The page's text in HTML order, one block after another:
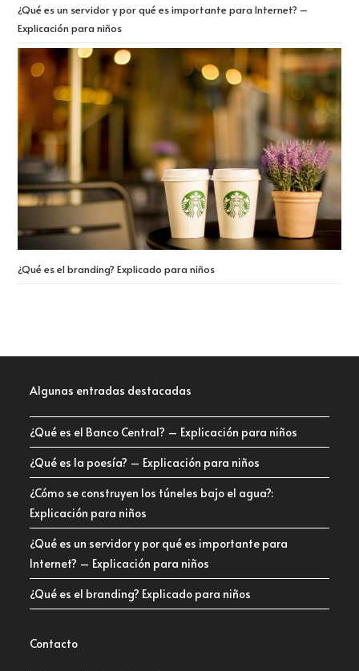
¿Qué es un servidor y por qué es importante para Internet? –
Explicación para niños
¿Qué es el branding? Explicado para niños
Algunas entradas destacadas
¿Qué es el Banco Central? – Explicación para niños
¿Qué es la poesía? – Explicación para niños
¿Cómo se construyen los túneles bajo el agua?:
Explicación para niños
¿Qué es un servidor y por qué es importante para
Internet? – Explicación para niños
¿Qué es el branding? Explicado para niños
Contacto